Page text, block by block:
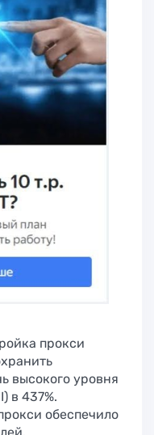
прокси
высокого уровня
в 437%.
обеспечило